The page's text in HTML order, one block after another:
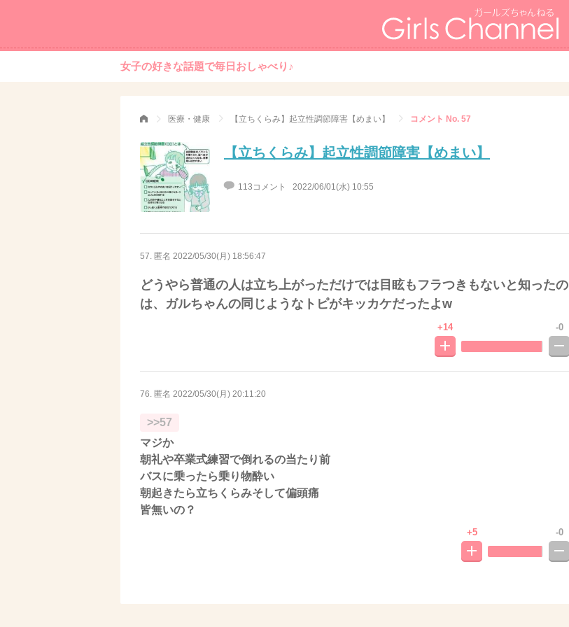
女子の好きな話題で毎日おしゃべり♪
医療・健康 【立ちくらみ】起立性調節障害【めまい】 コメント No. 57
【立ちくらみ】起立性調節障害【めまい】
113コメント 2022/06/01(水) 10:55
57. 匿名 2022/05/30(月) 18:56:47
どうやら普通の人は立ち上がっただけでは目眩もフラつきもないと知ったの
は、ガルちゃんの同じようなトピがキッカケだったよw
+14 -0
76. 匿名 2022/05/30(月) 20:11:20
>>57
マジか
朝礼や卒業式練習で倒れるの当たり前
バスに乗ったら乗り物酔い
朝起きたら立ちくらみそして偏頭痛
皆無いの？
+5 -0